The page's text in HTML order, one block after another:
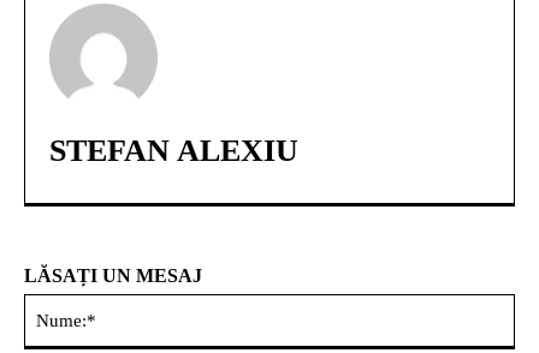
STEFAN ALEXIU
LĂSAȚI UN MESAJ